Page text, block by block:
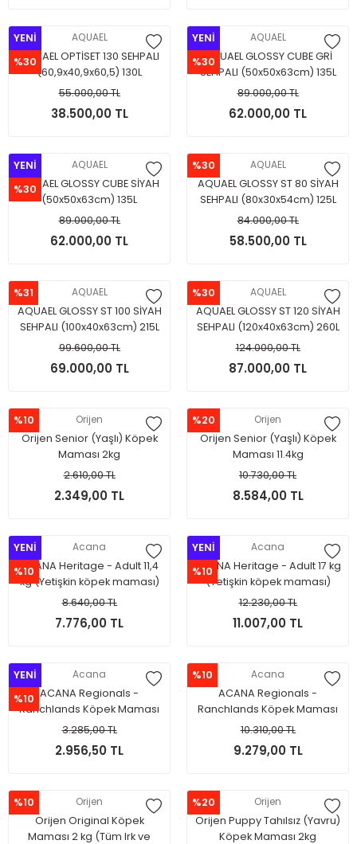
YENİ
%30
AQUAEL
AQUAEL OPTİSET 130 SEHPALI
(60,9x40,9x60,5) 130L
55.000,00 TL
38.500,00 TL
YENİ
%30
AQUAEL
AQUAEL GLOSSY CUBE GRİ
SEHPALI (50x50x63cm) 135L
89.000,00 TL
62.000,00 TL
YENİ
%30
AQUAEL
AQUAEL GLOSSY CUBE SİYAH
(50x50x63cm) 135L
89.000,00 TL
62.000,00 TL
%30 AQUAEL
AQUAEL GLOSSY ST 80 SİYAH
SEHPALI (80x30x54cm) 125L
84.000,00 TL
58.500,00 TL
%31 AQUAEL
AQUAEL GLOSSY ST 100 SİYAH
SEHPALI (100x40x63cm) 215L
99.600,00 TL
69.000,00 TL
%30 AQUAEL
AQUAEL GLOSSY ST 120 SİYAH
SEHPALI (120x40x63cm) 260L
124.000,00 TL
87.000,00 TL
%10 Orijen
Orijen Senior (Yaşlı) Köpek
Maması 2kg
2.610,00 TL
2.349,00 TL
%20 Orijen
Orijen Senior (Yaşlı) Köpek
Maması 11.4kg
10.730,00 TL
8.584,00 TL
YENİ
%10
Acana
ACANA Heritage - Adult 11,4
kg (Yetişkin köpek maması)
8.640,00 TL
7.776,00 TL
YENİ
%10
Acana
ACANA Heritage - Adult 17 kg
(Yetişkin köpek maması)
12.230,00 TL
11.007,00 TL
YENİ
%10
Acana
ACANA Regionals -
Ranchlands Köpek Maması
2kg (Tüm ırk ve yaşam
3.285,00 TL
2.956,50 TL
%10 Acana
ACANA Regionals -
Ranchlands Köpek Maması
11.4 kg (Tüm ırk ve yaşam
10.310,00 TL
9.279,00 TL
%10 Orijen
Orijen Original Köpek
Maması 2 kg (Tüm Irk ve
%20 Orijen
Orijen Puppy Tahılsız (Yavru)
Köpek Maması 2kg